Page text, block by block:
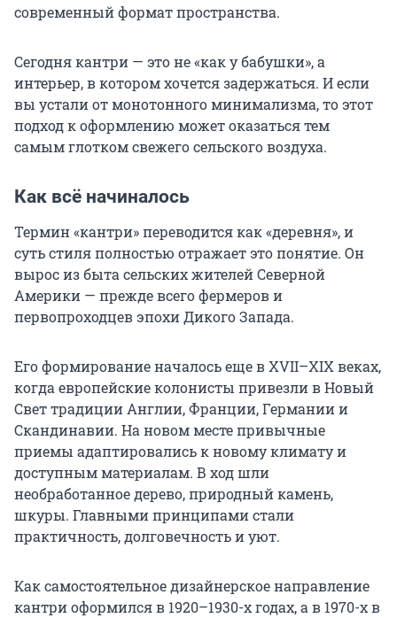
современный формат пространства.
Сегодня кантри — это не «как у бабушки», а
интерьер, в котором хочется задержаться. И если
вы устали от монотонного минимализма, то этот
подход к оформлению может оказаться тем
самым глотком свежего сельского воздуха.
Как всё начиналось
Термин «кантри» переводится как «деревня», и
суть стиля полностью отражает это понятие. Он
вырос из быта сельских жителей Северной
Америки — прежде всего фермеров и
первопроходцев эпохи Дикого Запада.
Его формирование началось еще в XVII–XIX веках,
когда европейские колонисты привезли в Новый
Свет традиции Англии, Франции, Германии и
Скандинавии. На новом месте привычные
приемы адаптировались к новому климату и
доступным материалам. В ход шли
необработанное дерево, природный камень,
шкуры. Главными принципами стали
практичность, долговечность и уют.
Как самостоятельное дизайнерское направление
кантри оформился в 1920–1930-х годах, а в 1970-х в